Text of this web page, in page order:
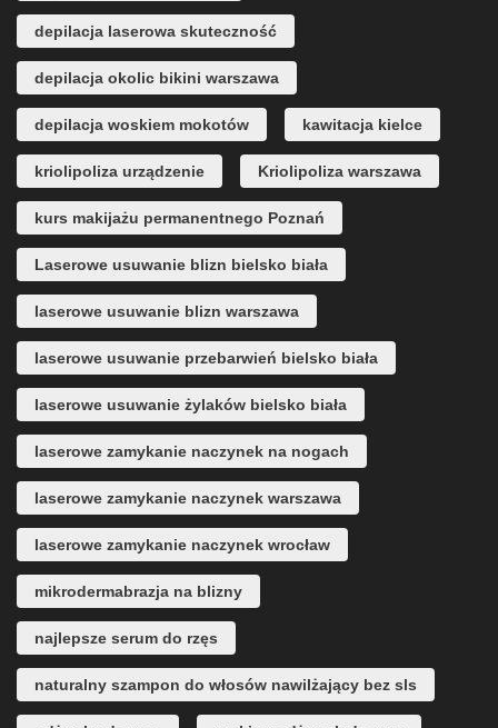
depilacja laserowa skuteczność
depilacja okolic bikini warszawa
depilacja woskiem mokotów kawitacja kielce
kriolipoliza urządzenie Kriolipoliza warszawa
kurs makijażu permanentnego Poznań
Laserowe usuwanie blizn bielsko biała
laserowe usuwanie blizn warszawa
laserowe usuwanie przebarwień bielsko biała
laserowe usuwanie żylaków bielsko biała
laserowe zamykanie naczynek na nogach
laserowe zamykanie naczynek warszawa
laserowe zamykanie naczynek wrocław
mikrodermabrazja na blizny
najlepsze serum do rzęs
naturalny szampon do włosów nawilżający bez sls